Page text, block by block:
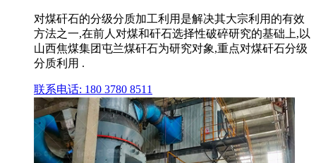
对煤矸石的分级分质加工利用是解决其大宗利用的有效
方法之一,在前人对煤和矸石选择性破碎研究的基础上,以
山西焦煤集团屯兰煤矸石为研究对象,重点对煤矸石分级
分质利用 .
联系电话: 180 3780 8511